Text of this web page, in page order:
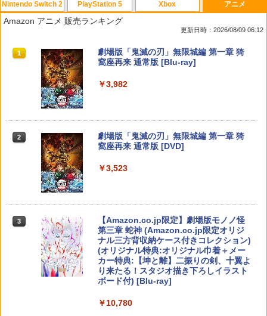
Nintendo Switch 2
1
スプラトゥーン レイダース|オンライン
コード版
￥5,832
2 スプラトゥーン レイダース -Switch2
3 Nintendo Switch 2(日本語・国内専用)
￥56,068
ニンテンドープリペイド番号 9000円|オ
ンラインコード版
PlayStation 5
1
PlayStation 5 デジタル・エディション
日本語専用 Console Language: Japan
2
Beast of Reincarnation -PS5 【特典】
プロダクトコード 封入
￥7,286
3
【純正品】ディスクドライブ(CFI-ZDD1
J) PlayStation 5
￥11,849
トローラー ミッドナイト ブラック(CFI-
Xbox
1
【純正品】Xbox ワイヤレス コントロー
ラー + USB-C® ケーブル
￥8,300
ラー (ロボット ホワイト)
3
￥8,020
【純正品】Xbox 充電式バッテリー + US
B-C ケーブル
￥2,618
アニメ
Amazon アニメ 販売ランキング
更新日時：2026/08/09 06:12
1
劇場版「鬼滅の刃」無限城編 第一章 猗
窩座再来 通常版 [Blu-ray]
￥3,982
2
劇場版「鬼滅の刃」無限城編 第一章 猗
窩座再来 通常版 [DVD]
￥3,523
3
【Amazon.co.jp限定】劇場版モノノ怪
第三章 蛇神 (Amazon.co.jp限定オリジ
ナル三方背収納ケース付きコレクション)
(オリジナル特典:オリジナル巾着＋メー
カー特典:【坤と離】二振りの剣、十翼よ
り来たる！スタジオ描き下ろしイラスト
ボード付) [Blu-ray]
￥10,780